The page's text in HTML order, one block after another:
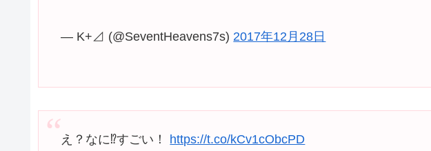
— K+⊿ (@SeventHeavens7s) 2017年12月28日
え？なに⁉︎すごい！ https://t.co/kCv1cObcPD